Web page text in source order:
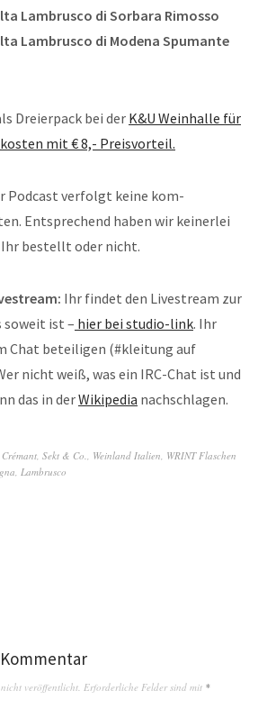
Lambrusco di Sorbara Rimosso
Lambrusco di Modena Spumante
Dreierpack bei der K&U Weinhalle für
mit € 8,- Preisvorteil.
Pod­cast ver­folgt kei­ne kom­
Ent­spre­chend haben wir kein­er­lei
bestellt oder nicht.
Ihr fin­det den Livestream zur
soweit ist – hier bei studio-link. Ihr
Chat beteili­gen (#klei­tung auf
nicht weiß, was ein IRC-Chat ist und
das in derWiki­pe­dia nach­schla­gen.
Crémant, Sekt & Co. Weinland Italien WRINT Flaschen
Lambrusco
veröffentlicht. Erforderliche Felder sind mit *